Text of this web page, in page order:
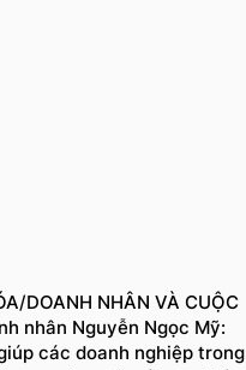
DOANH NHÂN VÀ CUỘC
nhân Nguyễn Ngọc Mỹ:
các doanh nghiệp trong